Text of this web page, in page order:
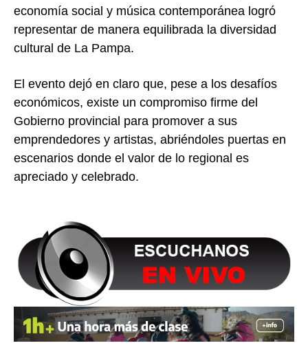
economía social y música contemporánea logró
representar de manera equilibrada la diversidad
cultural de La Pampa.
El evento dejó en claro que, pese a los desafíos
económicos, existe un compromiso firme del
Gobierno provincial para promover a sus
emprendedores y artistas, abriéndoles puertas en
escenarios donde el valor de lo regional es
apreciado y celebrado.